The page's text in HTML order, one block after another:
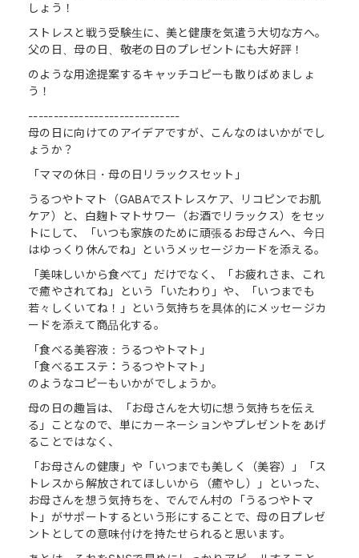
しょう！
ストレスと戦う受験生に、美と健康を気遣う大切な方へ。
父の日、母の日、敬老の日のプレゼントにも大好評！
のような用途提案するキャッチコピーも散りばめましょ
う！
------------------------------
母の日に向けてのアイデアですが、こんなのはいかがでし
ょうか？
「ママの休日・母の日リラックスセット」
うるつやトマト（GABAでストレスケア、リコピンでお肌
ケア）と、白麹トマトサワー（お酒でリラックス）をセッ
トにして、「いつも家族のために頑張るお母さんへ、今日
はゆっくり休んでね」というメッセージカードを添える。
「美味しいから食べて」だけでなく、「お疲れさま、これ
で癒やされてね」という「いたわり」や、「いつまでも
若々しくいてね！」という気持ちを具体的にメッセージカ
ードを添えて商品化する。
「食べる美容液：うるつやトマト」
「食べるエステ：うるつやトマト」
のようなコピーもいかがでしょうか。
母の日の趣旨は、「お母さんを大切に想う気持ちを伝え
る」ことなので、単にカーネーションやプレゼントをあげ
ることではなく、
「お母さんの健康」や「いつまでも美しく（美容）」「ス
トレスから解放されてほしいから（癒やし）」といった、
お母さんを想う気持ちを、でんでん村の「うるつやトマ
ト」がサポートするという形にすることで、母の日プレゼ
ントとしての意味付けを持たせられると思います。